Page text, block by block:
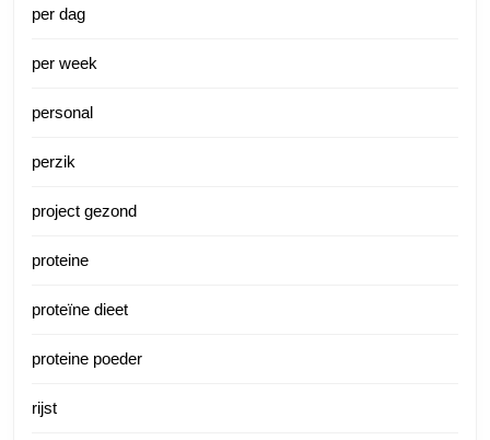
per dag
per week
personal
perzik
project gezond
proteine
proteïne dieet
proteine poeder
rijst